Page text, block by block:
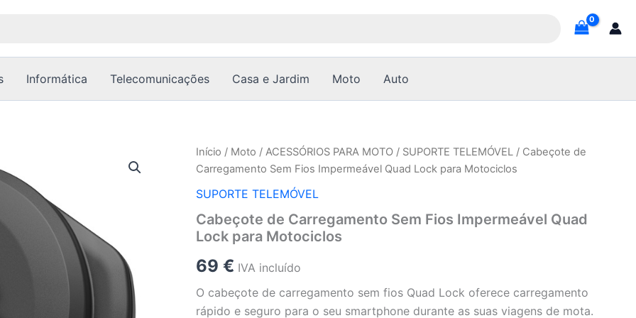
Informática Telecomunicações Casa e Jardim Moto Auto
Início / Moto /ACESSÓRIOS PARA MOTO / SUPORTE TELEMÓVEL / Cabeçote de
Carregamento Sem Fios Impermeável Quad Lock para Motociclos
SUPORTE TELEMÓVEL
Cabeçote de Carregamento Sem Fios Impermeável Quad
Lock para Motociclos
69€ IVA incluído
O cabeçote de carregamento sem fios Quad Lock oferece carregamento
rápido e seguro para o seu smartphone durante as suas viagens de mota.
Quantidade
de
Cabeçote
de
Sem
Fios
Quad
para
Motociclos